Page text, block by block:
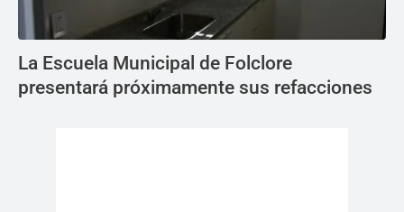
La Escuela Municipal de Folclore
presentará próximamente sus refacciones